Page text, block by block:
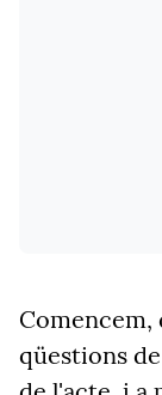
Comencem,
qüestions